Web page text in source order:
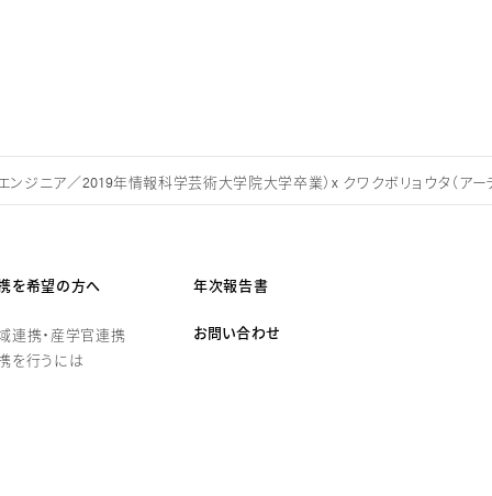
ジニア／2019年情報科学芸術大学院大学卒業）x クワクボリョウタ（アー
を希望の方へ
連携・産学官連携
を行うには
年次報告書
お問い合わせ